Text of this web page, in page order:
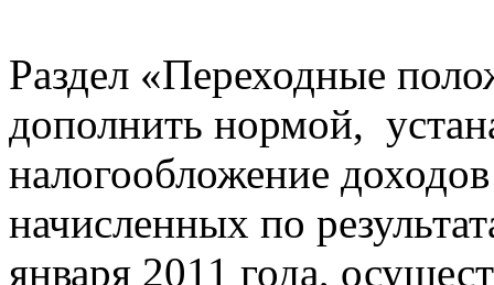
Раздел «Переходные
дополнить нормой,
налогообложение
начисленных по
января 2011 года,